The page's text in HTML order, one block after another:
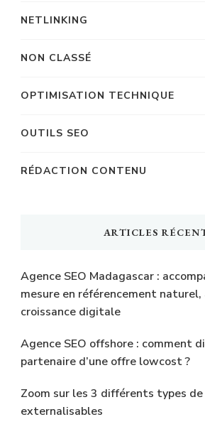
NETLINKING
NON CLASSÉ
OPTIMISATION TECHNIQUE
OUTILS SEO
RÉDACTION CONTENU
ARTICLES
Agence SEO Madagascar :
mesure en référencement
croissance digitale
Agence SEO offshore : comment
partenaire d’une offre lowcost ?
Zoom sur les 3 différents types
externalisables